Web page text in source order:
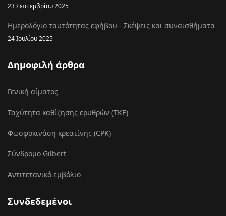
23 Σεπτεμβρίου 2025
Ημερολόγιο ταυτότητας εφήβου - Σκέψεις και συναισθήματα
24 Ιουλίου 2025
Δημοφιλή άρθρα
Γενική αίματος
Ταχύτητα καθίζησης ερυθρών (ΤΚΕ)
Φωσφοκινάση κρεατίνης (CPK)
Σύνδρομο Gilbert
Αντιτετανικό εμβόλιο
Συνδεδεμένοι